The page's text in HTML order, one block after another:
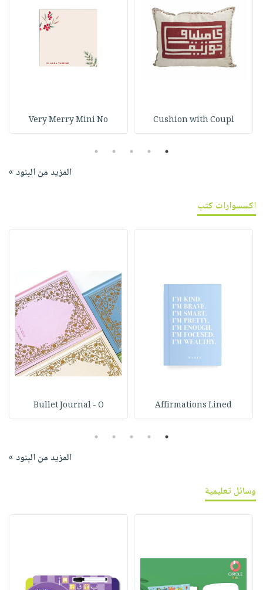
Cushion with Coupl
Very Merry Mini No
1
2
3
4
5
المزيد من البنود »
اكسسوارات كتب
Affirmations Lined
Bullet Journal - O
1
2
3
4
5
المزيد من البنود »
وسائل تعليمية